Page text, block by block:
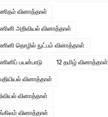
வினாத்தாள்
அறிவியல் வினாத்தாள்
தொழில் நுட்பம் வினாத்தாள்
பயன்பாடு 12 தமிழ் வினாத்தாள்
வினாத்தாள்
வினாத்தாள்
வினாத்தாள்